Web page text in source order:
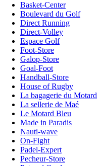
Basket-Center
Boulevard du Golf
Direct Running
Direct-Volley
Espace Golf
Foot-Store
Galop-Store
Goal-Foot
Handball-Store
House of Rugby
La bagagerie du Motard
La sellerie de Maé
Le Motard Bleu
Made in Paradis
Nauti-wave
On-Fight
Padel-Expert
Pecheur-Store